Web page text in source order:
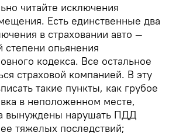
читайте исключения
Есть единственные два
в страховании авто —
опьянения
кодекса. Все остальное
страховой компанией. В эту
такие пункты, как грубое
в неположенном месте,
вынуждены нарушать ПДД
тяжелых последствий;